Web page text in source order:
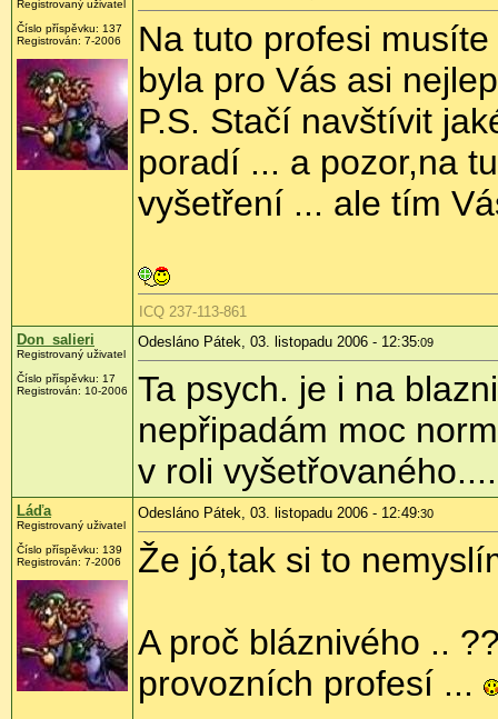
Registrovaný uživatel
Číslo příspěvku: 137
Registrován: 7-2006
Na tuto profesi
byla pro Vás asi
P.S. Stačí navštívit
poradí ... a pozor,na
vyšetření ... ale tím
ICQ 237-113-861
Don_salieri
Registrovaný uživatel
Číslo příspěvku: 17
Registrován: 10-2006
Odesláno Pátek, 03. listopadu 2006 - 12:35:09
Ta psych. je i na
nepřipadám moc
v roli vyšetřovaného....
Láďa
Registrovaný uživatel
Číslo příspěvku: 139
Registrován: 7-2006
Odesláno Pátek, 03. listopadu 2006 - 12:49:30
Že jó,tak si to
A proč bláznivého ..
provozních profesí ...